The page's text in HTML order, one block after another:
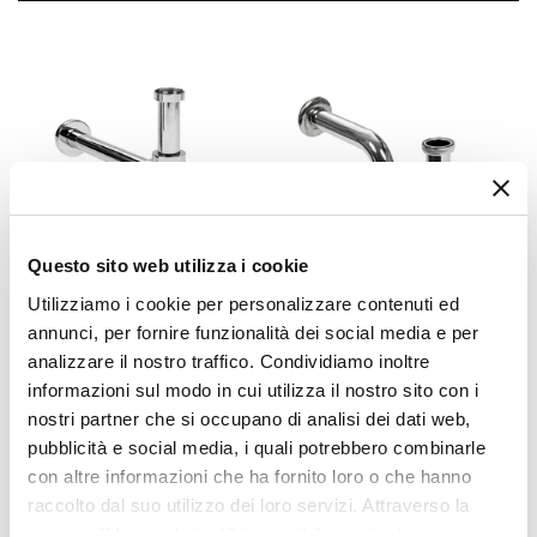
Questo sito web utilizza i cookie
Utilizziamo i cookie per personalizzare contenuti ed
annunci, per fornire funzionalità dei social media e per
analizzare il nostro traffico. Condividiamo inoltre
informazioni sul modo in cui utilizza il nostro sito con i
nostri partner che si occupano di analisi dei dati web,
pubblicità e social media, i quali potrebbero combinarle
con altre informazioni che ha fornito loro o che hanno
raccolto dal suo utilizzo dei loro servizi. Attraverso la
Struttura
Cassetti
Frontale
Sistema Di Apertura
Gola
Chiusura
Soft Close
Assemblato
Sì
Kit Fissaggio A Muro
CODICE:SIFTC
Sifone di scarico tondo
universale in ottone
cromato
€ 22,00
CODICE:SIFBC
Sifone per scarico bidet con
attacco standard cromo
€ 19,00